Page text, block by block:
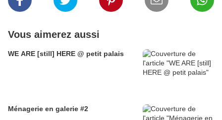
Vous aimerez aussi
WE ARE [still] HERE @ petit palais
Ménagerie en galerie #2